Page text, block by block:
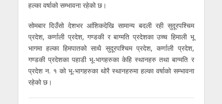
हल्का वर्षाको सम्भावना रहेको छ।
सोमबार दिउँसो देशभर आंशिकदेखि सामान्य बदली रही सुदूरपश्चिम
प्रदेश, कर्णाली प्रदेश, गण्डकी र बाग्मति प्रदेशका उच्च हिमाली भू
भागमा हल्का हिमपातको साथै सुदूरपश्चिम प्रदेश, कर्णाली प्रदेश,
गण्डकी प्रदेशका पहाडी भू-भागहरुका केहि स्थानहरु तथा बाग्मति र
प्रदेश न. १ को भू-भागहरुका थोरै स्थानहरुमा हल्का वर्षाको सम्भावना
रहेको छ।